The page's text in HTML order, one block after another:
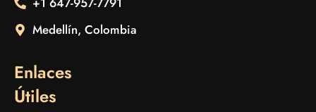
Medellín, Colombia
Enlaces
Útiles